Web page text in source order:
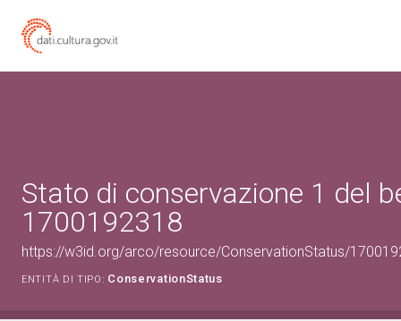
Stato di conservazione 1 del
1700192318
https://w3id.org/arco/resource/ConservationStatus/
ENTITÀ DI TIPO: ConservationStatus